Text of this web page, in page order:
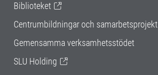
Biblioteket
Centrumbildningar och samarbetsprojekt
Gemensamma verksamhetsstödet
SLU Holding